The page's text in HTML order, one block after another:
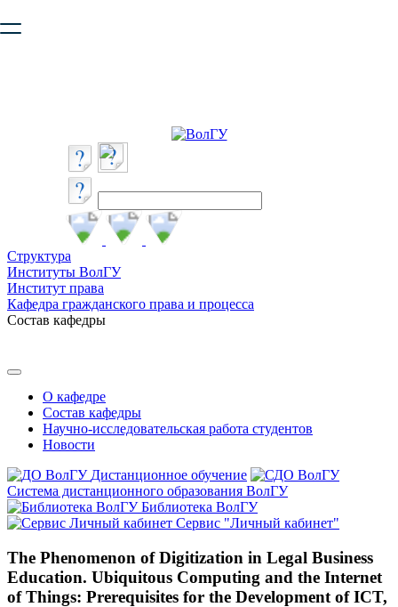
безопасную работу с сайтом. Пожалуйста
Структура
Институты ВолГУ
Институт права
Кафедра гражданского права и процесса
Состав кафедры
О кафедре
Состав кафедры
Научно-исследовательская работа студентов
Новости
Дистанционное обучение
Система дистанционного образования ВолГУ
Библиотека ВолГУ
Сервис "Личный кабинет"
The Phenomenon of Digitization in Legal Business
Education. Ubiquitous Computing and the Internet
of Things: Prerequisites for the Development of ICT,